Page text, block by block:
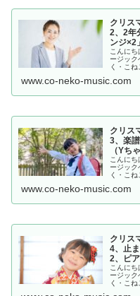
クリス
2、2年
ンジ×2
こんに
ージッ
く・こ
毎年参加
www.co-neko-music.com
クリス
3、楽
（Yち
こんに
ージッ
く・こ
になった
www.co-neko-music.com
クリス
4、止
2、ピ
こんに
ージッ
く・こ